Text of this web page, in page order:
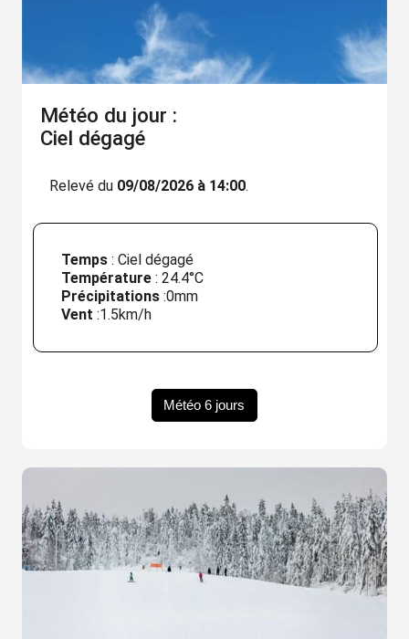
Météo du jour :
Ciel dégagé
Relevé du 09/08/2026 à 14:00.
Temps: Ciel dégagé
Température: 24.4°C
Précipitations:0mm
Vent :1.5km/h
Météo 6 jours